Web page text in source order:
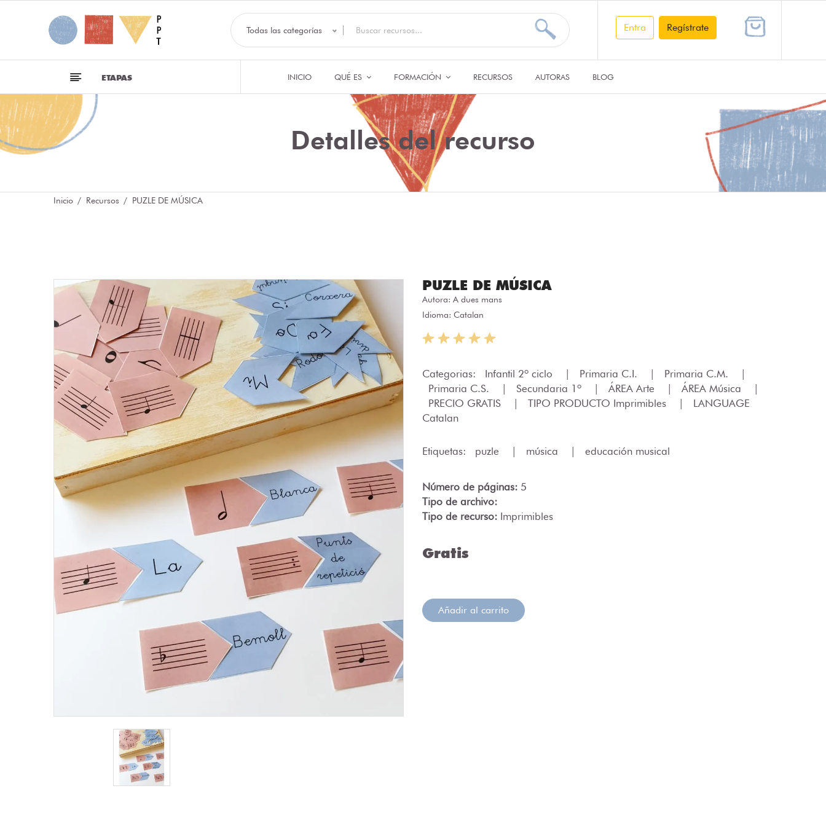
Todas las categorías Entra Regístrate
ETAPAS INICIO QUÉ ES FORMACIÓN RECURSOS AUTORAS BLOG
Detalles del recurso
Inicio Recursos PUZLE DE MÚSICA
PUZLE DE MÚSICA
Autora: A dues mans
Idioma: Catalan
Categorias: Infantil 2º ciclo Primaria C.I. Primaria C.M.
Primaria C.S.
Secundaria 1º ÁREA Arte ÁREA Música
PRECIO GRATIS
TIPO PRODUCTO Imprimibles
LANGUAGE
Catalan
Etiquetas: puzle música educación musical
Número de páginas: 5
Tipo de archivo:
Tipo de recurso: Imprimibles
Gratis
Añadir al carrito